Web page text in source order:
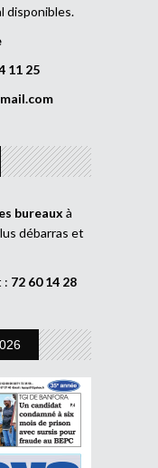
disponibles.
11 25
bureaux à
débarras et
: 72 60 14 28